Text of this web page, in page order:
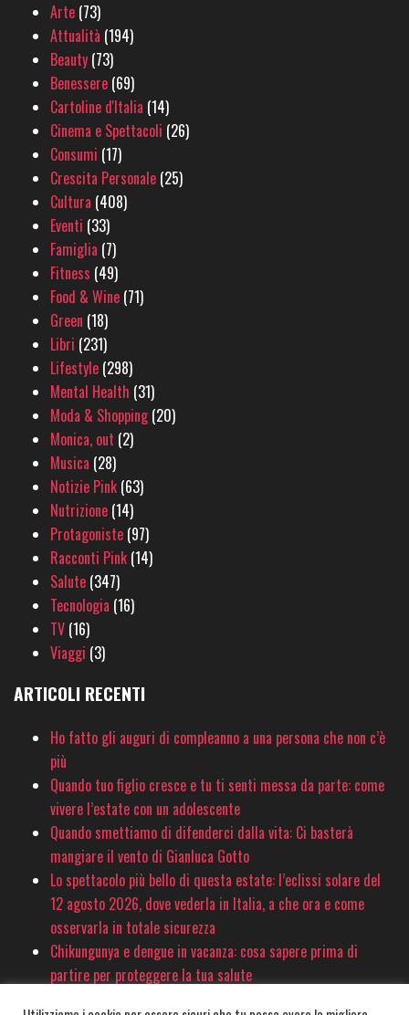
Arte (73)
Attualità (194)
Beauty (73)
Benessere (69)
Cartoline d'Italia (14)
Cinema e Spettacoli (26)
Consumi (17)
Crescita Personale (25)
Cultura (408)
Eventi (33)
Famiglia (7)
Fitness (49)
Food & Wine (71)
Green (18)
Libri (231)
Lifestyle (298)
Mental Health (31)
Moda & Shopping(20)
Monica, out (2)
Musica (28)
Notizie Pink (63)
Nutrizione (14)
Protagoniste (97)
Racconti Pink (14)
Salute (347)
Tecnologia (16)
TV (16)
Viaggi (3)
ARTICOLI RECENTI
Ho fatto gli auguri di compleanno a una persona che non c’è
più
Quando tuo figlio cresce e tu ti senti messa da parte: come
vivere l’estate con un adolescente
Quando smettiamo di difenderci dalla vita: Ci basterà
mangiare il vento di Gianluca Gotto
Lo spettacolo più bello di questa estate: l’eclissi solare del
12 agosto 2026, dove vederla in Italia, a che ora e come
osservarla in totale sicurezza
Chikungunya e dengue in vacanza: cosa sapere prima di
partire per proteggere la tua salute